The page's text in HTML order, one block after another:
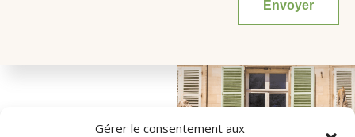
Gérer le consentement aux